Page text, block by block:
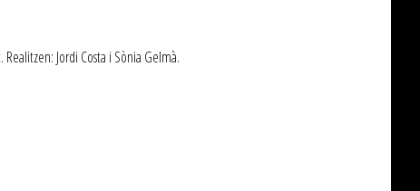
Jordi Costa i Sònia Gelmà.